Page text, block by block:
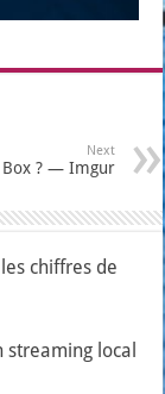
Next
Box ? — Imgur
chiffres de
local